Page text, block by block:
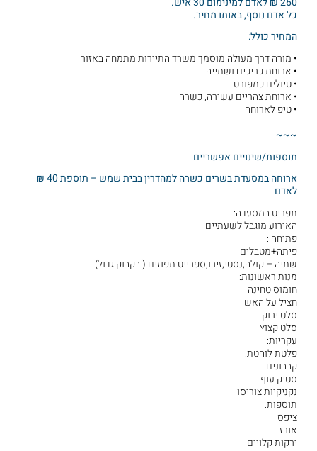
כל אדם נוסף, באותו מחיר.
המחיר כולל:
• מורה דרך מעולה מוסמך משרד התיירות מתמחה באזור
• ארוחת כריכים ושתייה
• טיולים כמפורט
• ארוחת צהריים עשירה, כשרה
• טיפ לארוחה
~~~
תוספות/שינויים אפשריים
ארוחה במסעדת בשרים כשרה למהדרין בבית שמש – תוספת 40 ₪
לאדם
תפריט במסעדה:
האירוע מוגבל לשעתיים
פתיחה :
פיתה+מטבלים
שתיה – קולה,נסטי,זירו,ספרייט תפוזים ( בקבוק גדול)
מנות ראשונות:
חומוס טחינה
חציל על האש
סלט ירוק
סלט קצוץ
עקריות:
פלטת לוהטת:
קבבונים
סטיק עוף
נקניקיות צוריסו
תוספות:
ציפס
אורז
ירקות קלויים